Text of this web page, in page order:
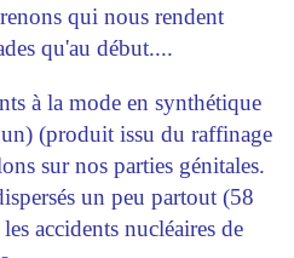
qui nous rendent
qu'au début....
à la mode en synthétique
(produit issu du raffinage
sur nos parties génitales.
un peu partout (58
accidents nucléaires de